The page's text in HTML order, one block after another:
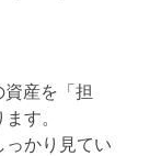
産を「担
す。
っかり見てい